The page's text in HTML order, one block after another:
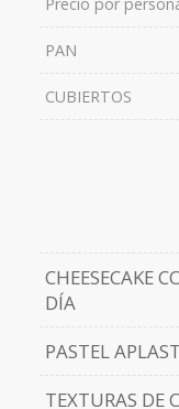
Precio por
PAN
CUBIERTOS
CHEESECAKE
DÍA
PASTEL
TEXTURAS DE